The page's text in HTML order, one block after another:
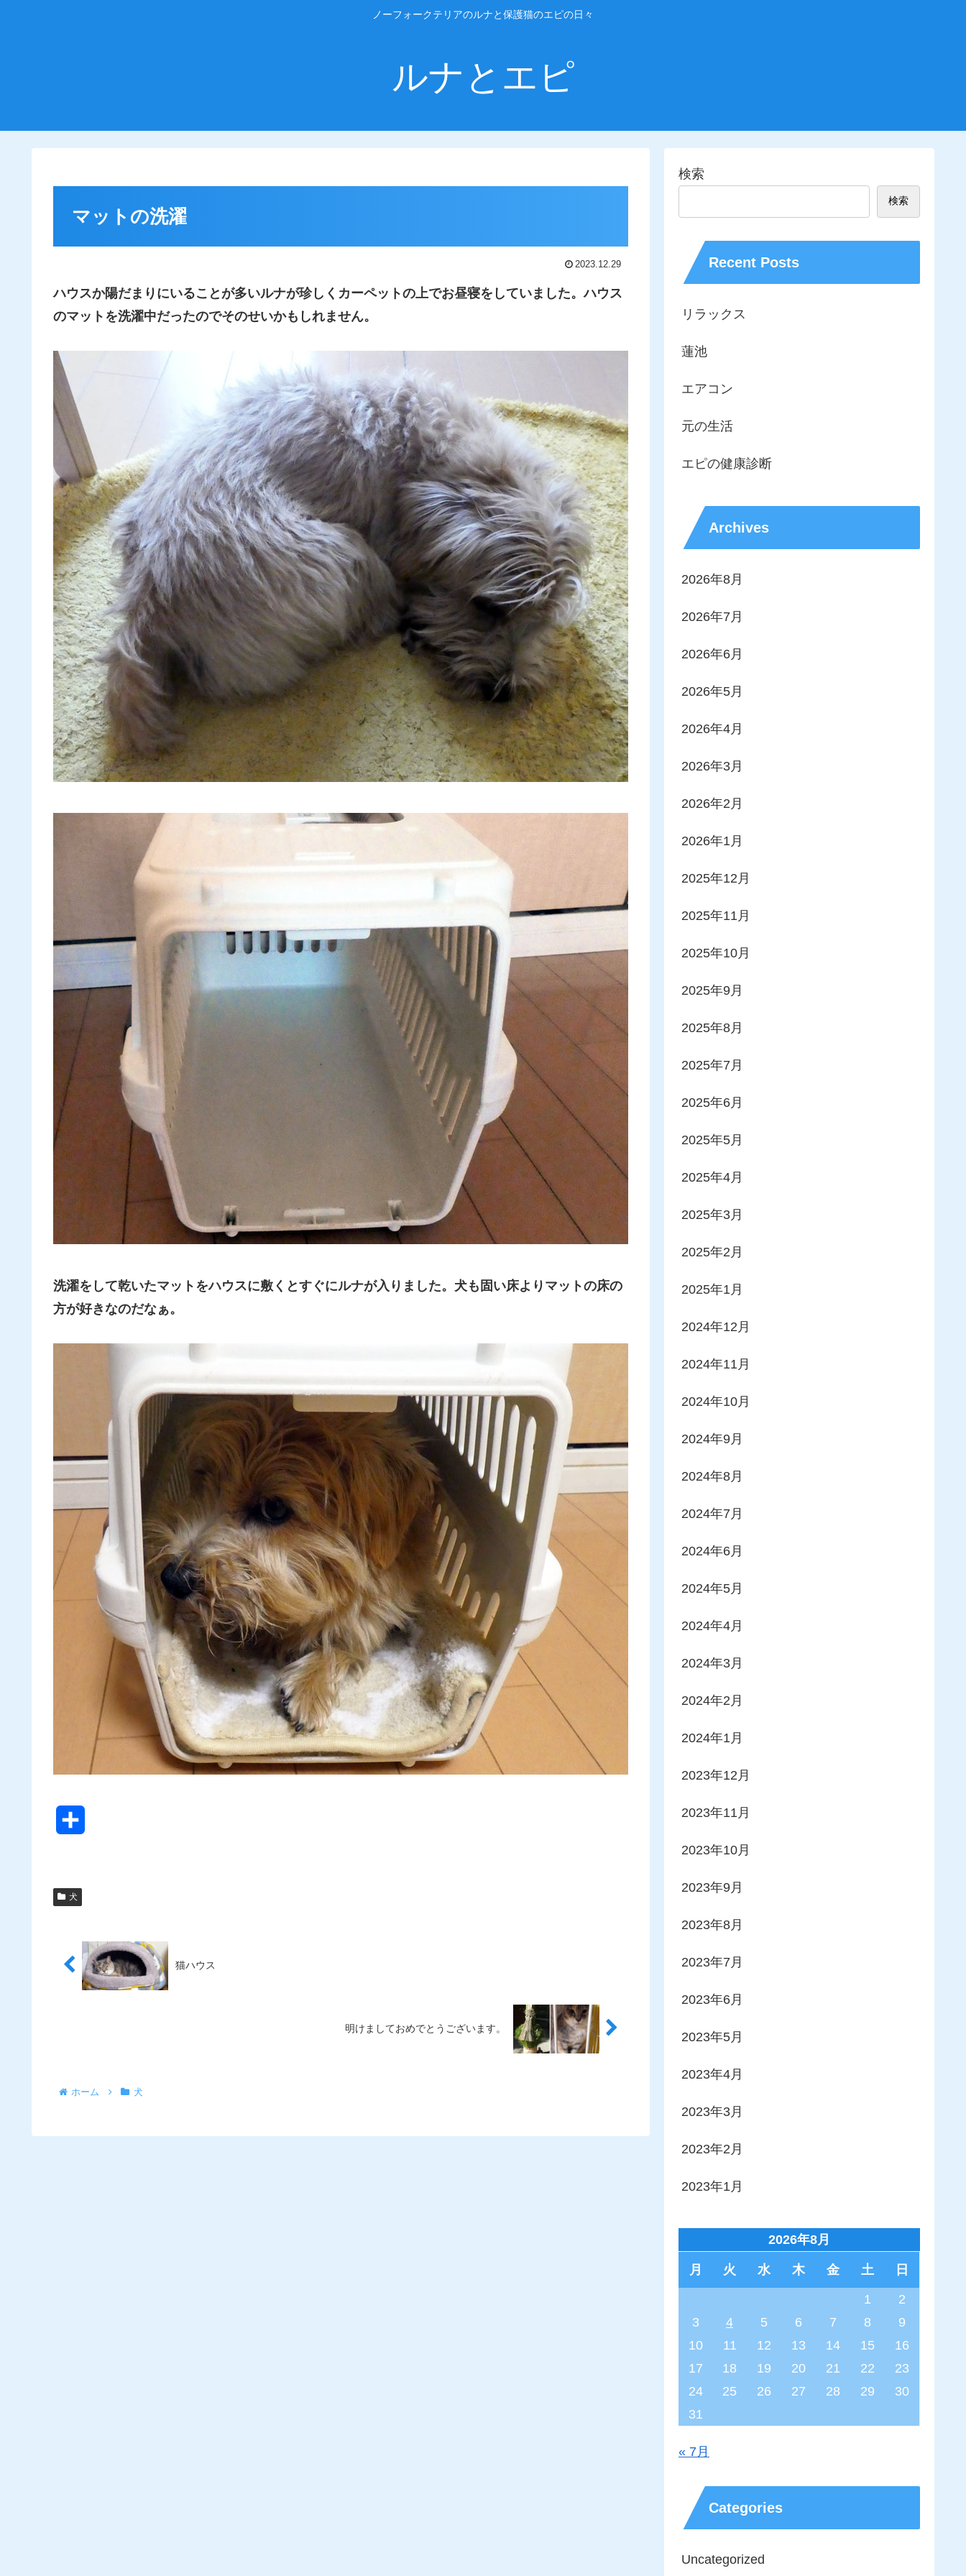
ノーフォークテリアのルナと保護猫のエピの日々
ルナとエピ
マットの洗濯
2023.12.29
ハウスか陽だまりにいることが多いルナが珍しくカーペットの上でお昼寝をしていました。ハウス
のマットを洗濯中だったのでそのせいかもしれません。
洗濯をして乾いたマットをハウスに敷くとすぐにルナが入りました。犬も固い床よりマットの床の
方が好きなのだなぁ。
犬
猫ハウス
明けましておめでとうございます。
ホーム 犬
検索
検索
Recent Posts
リラックス
蓮池
エアコン
元の生活
エピの健康診断
Archives
2026年8月
2026年7月
2026年6月
2026年5月
2026年4月
2026年3月
2026年2月
2026年1月
2025年12月
2025年11月
2025年10月
2025年9月
2025年8月
2025年7月
2025年6月
2025年5月
2025年4月
2025年3月
2025年2月
2025年1月
2024年12月
2024年11月
2024年10月
2024年9月
2024年8月
2024年7月
2024年6月
2024年5月
2024年4月
2024年3月
2024年2月
2024年1月
2023年12月
2023年11月
2023年10月
2023年9月
2023年8月
2023年7月
2023年6月
2023年5月
2023年4月
2023年3月
2023年2月
2023年1月
2026年8月
月 火 水 木 金 土 日
1
2
3
4 5 6 7 8
9
10
11 12 13 14 15
16
17
18 19 20 21 22
23
24
25 26 27 28 29
30
31
« 7月
Categories
Uncategorized